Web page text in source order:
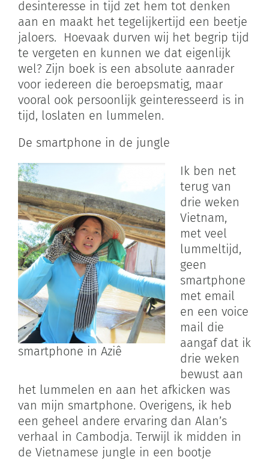
desinteresse in tijd zet hem tot denken
aan en maakt het tegelijkertijd een beetje
jaloers. Hoevaak durven wij het begrip tijd
te vergeten en kunnen we dat eigenlijk
wel? Zijn boek is een absolute aanrader
voor iedereen die beroepsmatig, maar
vooral ook persoonlijk geinteresseerd is in
tijd, loslaten en lummelen.
De smartphone in de jungle
smartphone in Aziê
Ik ben net
terug van
drie weken
Vietnam,
met veel
lummeltijd,
geen
smartphone
met email
en een voice
mail die
aangaf dat ik
drie weken
bewust aan
het lummelen en aan het afkicken was
van mijn smartphone. Overigens, ik heb
een geheel andere ervaring dan Alan’s
verhaal in Cambodja. Terwijl ik midden in
de Vietnamese jungle in een bootje